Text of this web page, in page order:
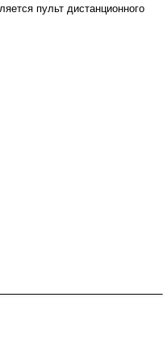
пульт дистанционного